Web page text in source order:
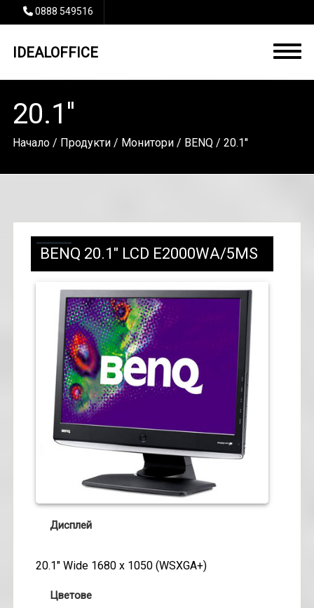
0888 549516
IDEALOFFICE
20.1''
Начало/ Продукти/ Монитори/ BENQ/ 20.1''
BENQ 20.1" LCD E2000WA/5MS
Дисплей
20.1" Wide 1680 x 1050 (WSXGA+)
Цветове